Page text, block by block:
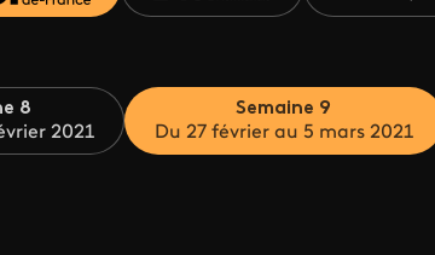
8
2021
Semaine 9
Du 27 février au 5 mars 2021